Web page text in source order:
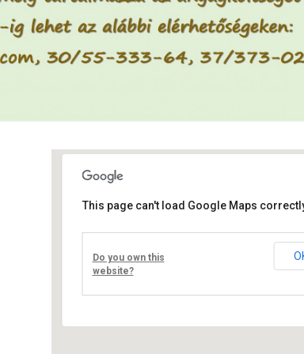
Művelődési ház
Fő út 8 - Nagyréde
Események
This page can't load Google Maps
Do you own this
website?